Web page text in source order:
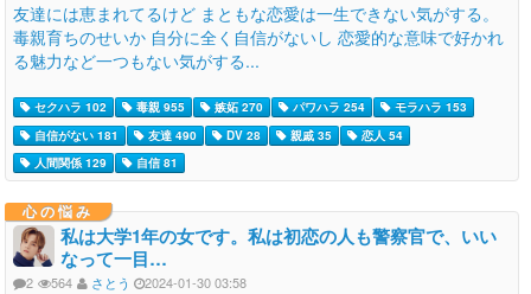
友達には恵まれてるけど まともな恋愛は一生できない気がする。
毒親育ちのせいか 自分に全く自信がないし 恋愛的な意味で好かれ
る魅力など一つもない気がする...
セクハラ 102 毒親 955 嫉妬 270 パワハラ 254
モラハラ 153
自信がない 181
友達 490 DV 28 親戚 35
恋人 54
人間関係 129
自信 81
心の悩み
私は大学1年の女です。私は初恋の人も警察官で、いい
なって一目…
2 564 さとう 2024-01-30 03:58